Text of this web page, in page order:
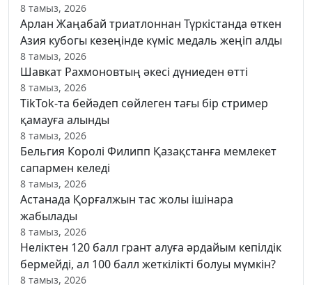
8 тамыз, 2026
Арлан Жаңабай триатлоннан Түркістанда өткен
Азия кубогы кезеңінде күміс медаль жеңіп алды
8 тамыз, 2026
Шавкат Рахмоновтың әкесі дүниеден өтті
8 тамыз, 2026
TikTok-та бейәдеп сөйлеген тағы бір стример
қамауға алынды
8 тамыз, 2026
Бельгия Королі Филипп Қазақстанға мемлекет
сапармен келеді
8 тамыз, 2026
Астанада Қорғалжын тас жолы ішінара
жабылады
8 тамыз, 2026
Неліктен 120 балл грант алуға әрдайым кепілдік
бермейді, ал 100 балл жеткілікті болуы мүмкін?
8 тамыз, 2026